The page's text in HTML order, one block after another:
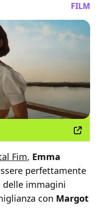
FILM
Fim, Emma
perfettamente
delle immagini
con Margot